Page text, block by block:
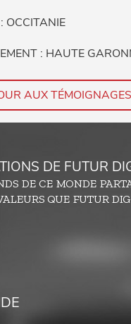
OCCITANIE
: HAUTE
AUX TÉMOIGNAGES
DE FUTUR
DE CE MONDE
QUE FUTUR